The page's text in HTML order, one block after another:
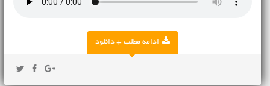
ادامه مطلب + دانلود